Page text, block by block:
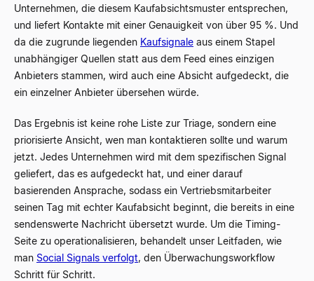
Unternehmen, die diesem Kaufabsichtsmuster entsprechen,
und liefert Kontakte mit einer Genauigkeit von über 95 %. Und
da die zugrunde liegenden Kaufsignale aus einem Stapel
unabhängiger Quellen statt aus dem Feed eines einzigen
Anbieters stammen, wird auch eine Absicht aufgedeckt, die
ein einzelner Anbieter übersehen würde.
Das Ergebnis ist keine rohe Liste zur Triage, sondern eine
priorisierte Ansicht, wen man kontaktieren sollte und warum
jetzt. Jedes Unternehmen wird mit dem spezifischen Signal
geliefert, das es aufgedeckt hat, und einer darauf
basierenden Ansprache, sodass ein Vertriebsmitarbeiter
seinen Tag mit echter Kaufabsicht beginnt, die bereits in eine
sendenswerte Nachricht übersetzt wurde. Um die Timing-
Seite zu operationalisieren, behandelt unser Leitfaden, wie
man Social Signals verfolgt, den Überwachungsworkflow
Schritt für Schritt.